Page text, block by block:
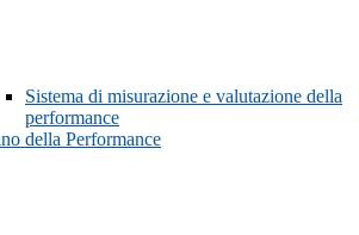
Sistema di misurazione e valutazione della
performance
della Performance